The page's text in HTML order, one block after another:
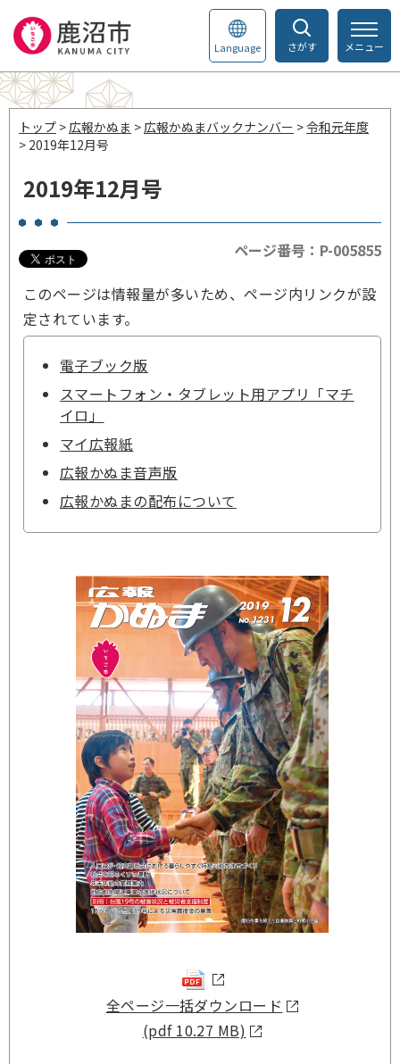
さがす
Language メニュー
トップ >広報かぬま >広報かぬまバックナンバー >令和元年度
> 2019年12月号
2019年12月号
ページ番号：P-005855
このページは情報量が多いため、ページ内リンクが設
定されています。
電子ブック版
スマートフォン・タブレット用アプリ「マチ
イロ」
マイ広報紙
広報かぬま音声版
広報かぬまの配布について
全ページ一括ダウンロード
(pdf 10.27 MB)